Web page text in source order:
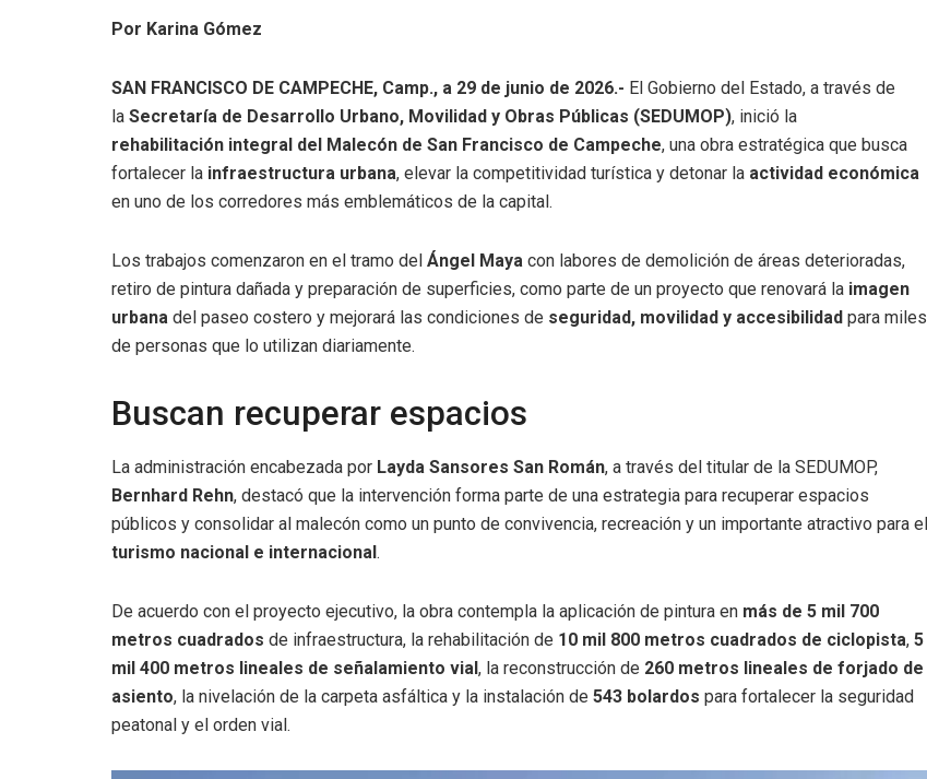
Por Karina Gómez
SAN FRANCISCO DE CAMPECHE, Camp., a 29 de junio de 2026.- El Gobierno del Estado, a través de
la Secretaría de Desarrollo Urbano, Movilidad y Obras Públicas (SEDUMOP), inició la
rehabilitación integral del Malecón de San Francisco de Campeche, una obra estratégica que busca
fortalecer la infraestructura urbana, elevar la competitividad turística y detonar la actividad económica
en uno de los corredores más emblemáticos de la capital.
Los trabajos comenzaron en el tramo del Ángel Maya con labores de demolición de áreas deterioradas,
retiro de pintura dañada y preparación de superficies, como parte de un proyecto que renovará la imagen
urbana del paseo costero y mejorará las condiciones de seguridad, movilidad y accesibilidad para miles
de personas que lo utilizan diariamente.
Buscan recuperar espacios
La administración encabezada por Layda Sansores San Román, a través del titular de la SEDUMOP,
Bernhard Rehn, destacó que la intervención forma parte de una estrategia para recuperar espacios
públicos y consolidar al malecón como un punto de convivencia, recreación y un importante atractivo para el
turismo nacional e internacional .
De acuerdo con el proyecto ejecutivo, la obra contempla la aplicación de pintura en más de 5 mil 700
metros cuadrados de infraestructura, la rehabilitación de 10 mil 800 metros cuadrados de ciclopista, 5
mil 400 metros lineales de señalamiento vial , la reconstrucción de 260 metros lineales de forjado de
asiento, la nivelación de la carpeta asfáltica y la instalación de 543 bolardos para fortalecer la seguridad
peatonal y el orden vial.